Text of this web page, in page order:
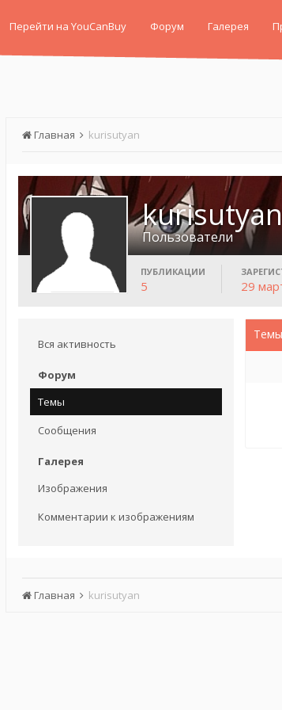
Перейти на YouCanBuy Форум Галерея
Главная kurisutyan
kurisutyan
Пользователи
ПУБЛИКАЦИИ
5 29
Вся активность
Форум
Темы
Сообщения
Галерея
Изображения
Комментарии к изображениям
Главная kurisutyan